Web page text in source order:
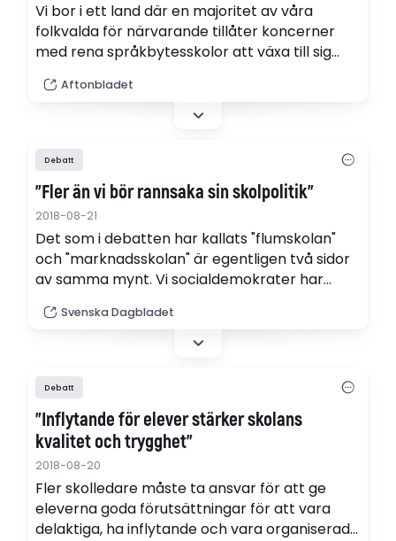
Vi bor i ett land där en majoritet av våra
folkvalda för närvarande tillåter koncerner
med rena språkbytesskolor att växa till sig
våra barn att byta språk till engelska. Det
finns inget annat land som har ett liknande
självfinansiera detta språkbyte via skatten,…
Aftonbladet
Debatt
”Fler än vi bör rannsaka sin skolpolitik”
2018-08-21
Det som i debatten har kallats "flumskolan"
och "marknadsskolan" är egentligen två sidor
av samma mynt. Vi socialdemokrater har
frågorna. Nu är det upp till borgerligheten att
göra detsamma, skriver Anna Ekström (S) och
Svenska Dagbladet
Debatt
"Inflytande för elever stärker skolans
kvalitet och trygghet"
2018-08-20
Fler skolledare måste ta ansvar för att ge
eleverna goda förutsättningar för att vara
delaktiga, ha inflytande och vara organiserade